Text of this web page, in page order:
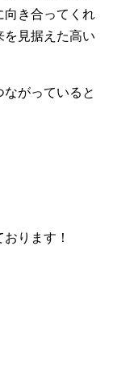
向き合ってくれ
を見据えた高い
がっていると
ります！